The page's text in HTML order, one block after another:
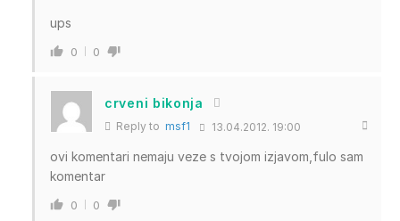
ups
0 0
crveni bikonja
Reply to msf1 13.04.2012. 19:00
ovi komentari nemaju veze s tvojom izjavom,fulo sam
komentar
0 0